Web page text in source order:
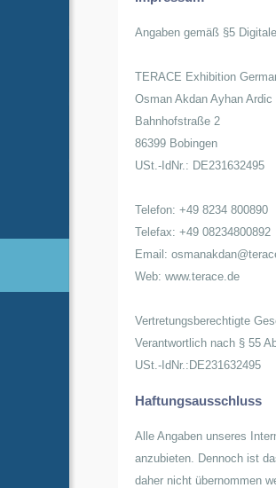
Angaben gemäß §5
TERACE Exhibition
Osman Akdan Ayhan Ardic
Bahnhofstraße 2
86399 Bobingen
USt.-IdNr.: DE231632495
Telefon: +49 8234 800890
Telefax: +49 08234800892
Email:
Web: www.terace.de
Vertretungsberechtigte
Verantwortlich nach § 55
USt.-IdNr.:DE231632495
Haftungsausschluss
Alle Angaben unseres
anzubieten. Dennoch ist
daher nicht übernommen